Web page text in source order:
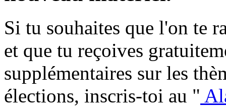
Si tu souhaites que l'on te
et que tu reçoives
supplémentaires sur les
élections, inscris-toi au "